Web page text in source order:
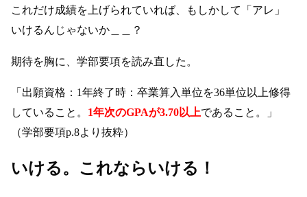
これだけ成績を上げられていれば、もしかして「アレ」
いけるんじゃないか＿＿？
期待を胸に、学部要項を読み直した。
「出願資格：1年終了時：卒業算入単位を36単位以上修得
していること。 1年次のGPAが3.70以上であること。」
（学部要項p.8より抜粋）
いける。これならいける！